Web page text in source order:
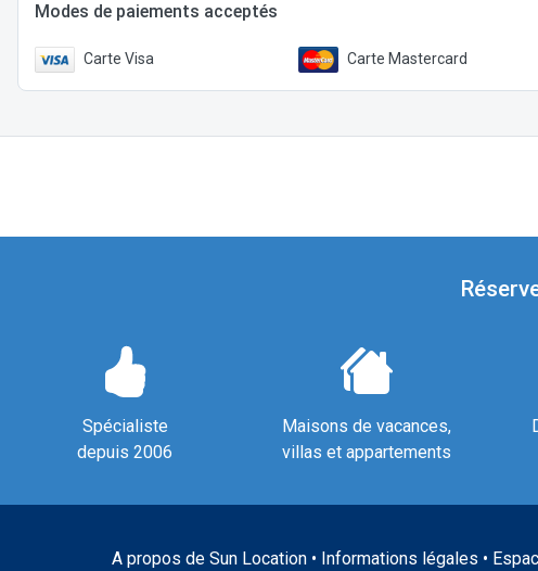
Modes de paiements acceptés
Carte Visa Carte Mastercard
Spécialiste
depuis 2006
Maisons de vacances,
villas et appartements
A propos de Sun Location• Informations légales •